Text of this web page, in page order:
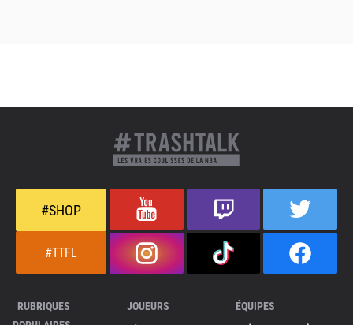
#SHOP
#TTFL
RUBRIQUES
JOUEURS ÉQUIPES